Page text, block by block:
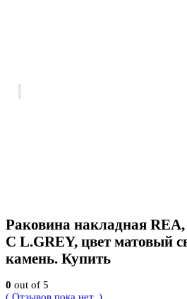
Раковина накладная
C L.GREY, цвет матовый
камень. Купить
0 out of 5